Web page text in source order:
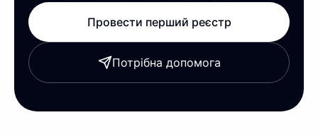
Провести перший реєстр
Потрібна допомога